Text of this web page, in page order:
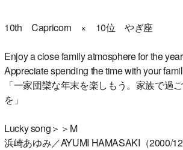
10th Capricorn × 10位 やぎ座
Enjoy a close family atmosphere for the
Appreciate spending the time with your
「一家団欒な年末を楽しもう。家族で過
を」
Lucky song＞＞M
浜崎あゆみ／AYUMI HAMASAKI（2000/12/